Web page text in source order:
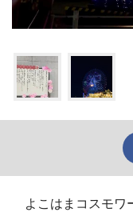
よこはまコスモワ